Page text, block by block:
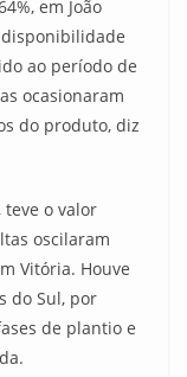
em João
disponibilidade
ao período de
ocasionaram
do produto, diz
teve o valor
oscilaram
Vitória. Houve
do Sul, por
de plantio e